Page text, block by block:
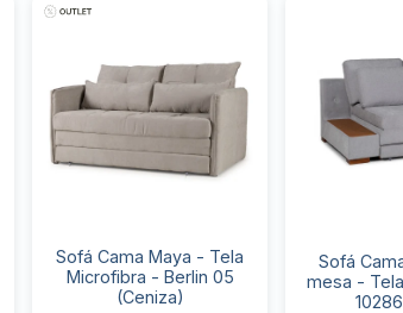
Sofá Cama Maya - Tela
Microfibra - Berlin 05
(Ceniza)
Sofá
mesa -